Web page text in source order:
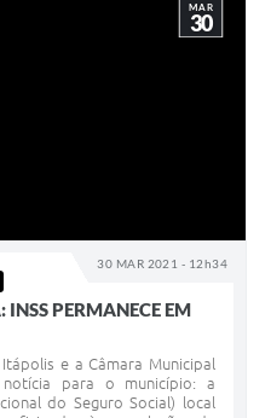
30 MAR 2021 - 12h34
MAR
30
PERMANECE EM
e a Câmara Municipal
para o município: a
do Seguro Social) local